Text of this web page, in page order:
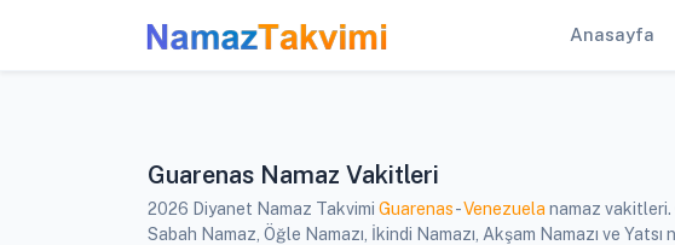
Anasayfa
Guarenas Namaz Vakitleri
2026 Diyanet Namaz Takvimi Guarenas-Venezuela namaz
Sabah Namaz, Öğle Namazı, İkindi Namazı, Akşam Namazı ve